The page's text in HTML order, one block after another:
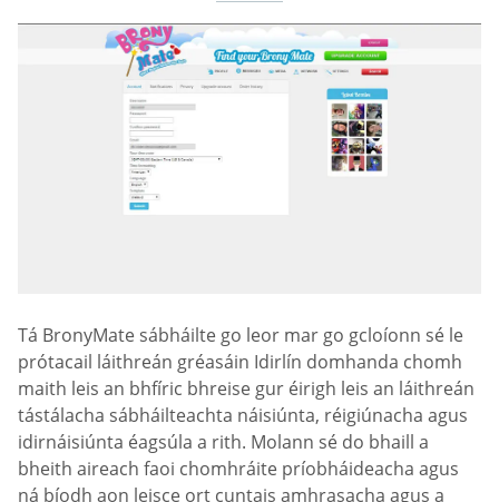
Tá BronyMate sábháilte go leor mar go gcloíonn sé le
prótacail láithreán gréasáin Idirlín domhanda chomh
maith leis an bhfíric bhreise gur éirigh leis an láithreán
tástálacha sábháilteachta náisiúnta, réigiúnacha agus
idirnáisiúnta éagsúla a rith. Molann sé do bhaill a
bheith aireach faoi chomhráite príobháideacha agus
ná bíodh aon leisce ort cuntais amhrasacha agus a